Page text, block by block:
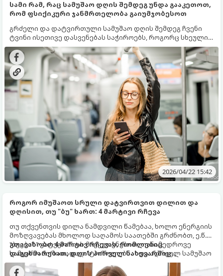
სამი რამ, რაც სამუშაო დღის შემდეგ უნდა გააკეთოთ,
რომ ფსიქიკური ჯანმრთელობა გაიუმჯობესოთ
გრძელი და დატვირთული სამუშაო დღის შემდეგ ჩვენი
ტვინი ისეთივე დასვენებას საჭიროებს, როგორც სხეული.
სტრესი, გადაღლა და მუდმივი სიჩქარე დროთა
განმავლობაში იწვევს ემოციურ გამოფიტვას, ამიტომ
ყოველდღიურ რეჟიმში მცირე, მაგრამ შედეგიანი
ჩვევების დამატება შეიძლება ფსიქიკურ
კეთილდღეობაზე საგრძნობლად დადებითად აისახოს.
2026/04/22 15:42
როგორ იმუშაოთ სრული დატვირთვით დილით და
დღისით, თუ "ბუ" ხართ: 4 მარტივი რჩევა
თუ თქვენთვის დილა ნამდვილი წამებაა, ხოლო ენერგიის
მოზღვავებას მხოლოდ საღამოს საათებში გრძნობთ, ე.წ.
"ბუების" კატეგორიას მიეკუთვნებით. თანამედროვე
სამყარო ძირითადად "ტოროლებსა" და ადრეულ სამუშაო
გრაფიკზეა მორგებული, რაც ბუებისთვის დიდ სტრესს
ნიშნავს.
გთავაზობთ 4 მარტივ რჩევას, რომლებიც
დაგეხმარებათ, დღის პირველ ნახევარშიც
პროდუქტიული იყოთ: